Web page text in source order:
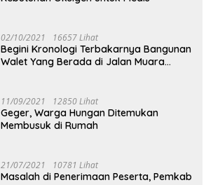
02/10/2021 16657 Lihat
Begini Kronologi Terbakarnya Bangunan
Walet Yang Berada di Jalan Muara
11/09/2021 12850 Lihat
Geger, Warga Hungan Ditemukan
Membusuk di Rumah
21/07/2021 10781 Lihat
Masalah di Penerimaan Peserta, Pemkab